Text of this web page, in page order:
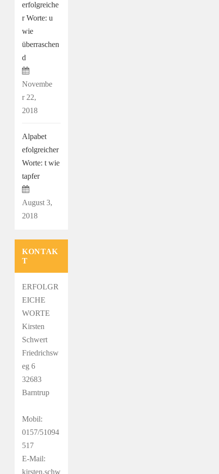
erfolgreiche
r Worte: u
wie
überraschen
d
Novembe
r 22,
2018
Alpabet
efolgreicher
Worte: t wie
tapfer
August 3,
2018
KONTAK
T
ERFOLGR
EICHE
WORTE
Kirsten
Schwert
Friedrichsw
eg 6
32683
Barntrup
Mobil:
0157/51094
517
E-Mail:
kirsten.schw